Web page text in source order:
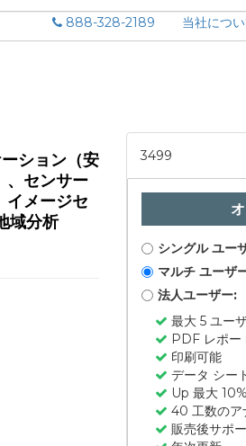
888-328-2189 当社につ
ション（安
、センサー
イメージセ
域分析
3499
シングル ユー
マルチ ユーザ
法人ユーザー:
最大 5 ユー
PDF レポー
印刷可能
データ シー
Up 最大
40 工数のア
販売後サポ